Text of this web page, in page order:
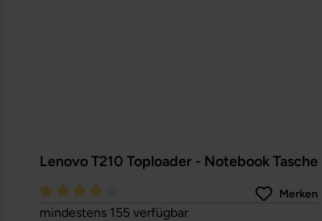
Lenovo T210 Toploader - Notebook Tasche
Durchschnittliche Bewertung von 4 von 5 Sternen
Merken
mindestens 155 verfügbar